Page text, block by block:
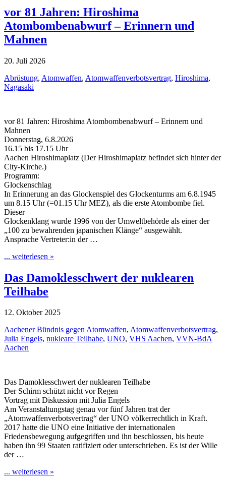
vor 81 Jahren: Hiroshima
Atombombenabwurf – Erinnern und
Mahnen
20. Juli 2026
Abrüstung, Atomwaffen, Atomwaffenverbotsvertrag, Hiroshima,
Nagasaki
vor 81 Jahren: Hiroshima Atombombenabwurf – Erinnern und
Mahnen
Donnerstag, 6.8.2026
16.15 bis 17.15 Uhr
Aachen Hiroshimaplatz (Der Hiroshimaplatz befindet sich hinter der
City-Kirche.)
Programm:
Glockenschlag
In Erinnerung an das Glockenspiel des Glockenturms am 6.8.1945
um 8.15 Uhr (=01.15 Uhr MEZ), als die erste Atombombe fiel.
Dieser
Glockenklang wurde 1996 von der Umweltbehörde als einer der
„100 zu bewahrenden japanischen Klänge“ ausgewählt.
Ansprache Vertreter:in der …
... weiterlesen »
Das Damoklesschwert der nuklearen
Teilhabe
12. Oktober 2025
Aachener Bündnis gegen Atomwaffen, Atomwaffenverbotsvertrag,
Julia Engels, nukleare Teilhabe, UNO, VHS Aachen, VVN-BdA
Aachen
Das Damoklesschwert der nuklearen Teilhabe
Der Schirm schützt nicht vor Regen
Vortrag mit Diskussion mit Julia Engels
Am Veranstaltungstag genau vor fünf Jahren trat der
„Atomwaffenverbotsvertrag“ der UNO völkerrechtlich in Kraft.
2017 hatte die UNO eine Initiative der internationalen
Friedensbewegung aufgegriffen und ihn beschlossen, bis heute
haben ihn 99 Staaten ratifiziert oder unterschrieben. Es ist der Wille
der …
... weiterlesen »